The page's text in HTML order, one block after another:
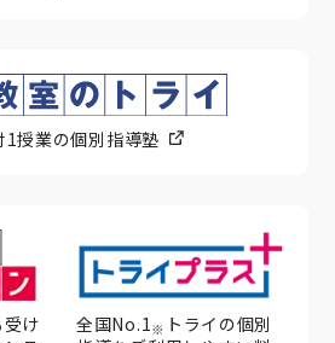
1授業の個別指導塾
け
全国No.1※ トライの個別